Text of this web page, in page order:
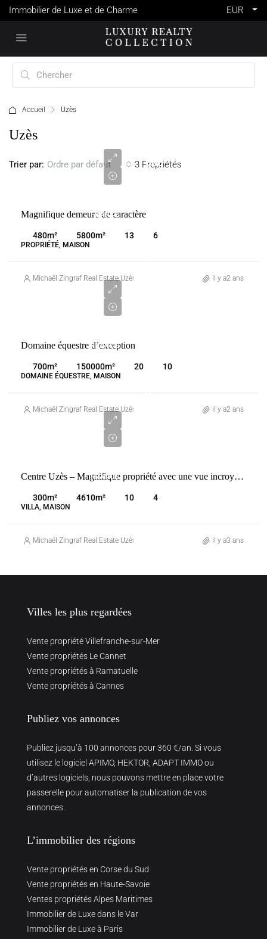
Immobilier de Luxe et de Charme EUR
Accueil Uzès
Uzès
3 Propriétés
Trier par: Ordre par défaut
FRANCE
000
Magnifique demeure de caractère
480m² 5800m² 13 6
PROPRIÉTÉ, MAISON
Michaël Zingraf Real Estate Uzès il y a2 ans
FRANCE
2
Domaine équestre d’exception
700m² 150000m² 20 10
DOMAINE ÉQUESTRE, MAISON
Michaël Zingraf Real Estate Uzès il y a2 ans
FRANCE
2
Centre Uzès – Magnifique propriété avec une vue incroyable sur la campagne Uzétienne
300m² 4610m² 10 4
VILLA, MAISON
Michaël Zingraf Real Estate Uzès il y a3 ans
Villes les plus regardées
Vente propriété Villefranche-sur-Mer
Vente propriétés Le Cannet
Vente propriétés à Ramatuelle
Vente propriétés à Cannes
Publiez vos annonces
Publiez jusqu’à 100 annonces pour 360 €/an. Si vous
utilisez le logiciel APIMO, HEKTOR, ADAPT IMMO ou
d’autres logiciels, nous pouvons mettre en place votre
passerelle pour automatiser la publication de vos
annonces.
L’immobilier des régions
Vente propriétés en Corse du Sud
Vente propriétés en Haute-Savoie
Ventes propriétés Alpes Maritimes
Immobilier de Luxe dans le Var
Immobilier de Luxe à Paris